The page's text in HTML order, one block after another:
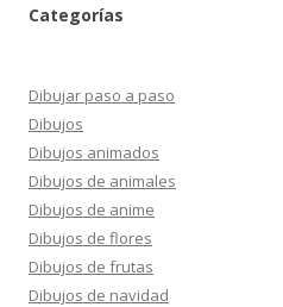
Categorías
Dibujar paso a paso
Dibujos
Dibujos animados
Dibujos de animales
Dibujos de anime
Dibujos de flores
Dibujos de frutas
Dibujos de navidad